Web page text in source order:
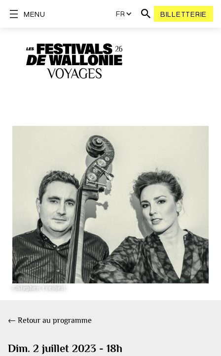
FR BILLETTERIE
MENU
©Stephen Freiheit
← Retour au programme
Dim. 2 juillet 2023 - 18h